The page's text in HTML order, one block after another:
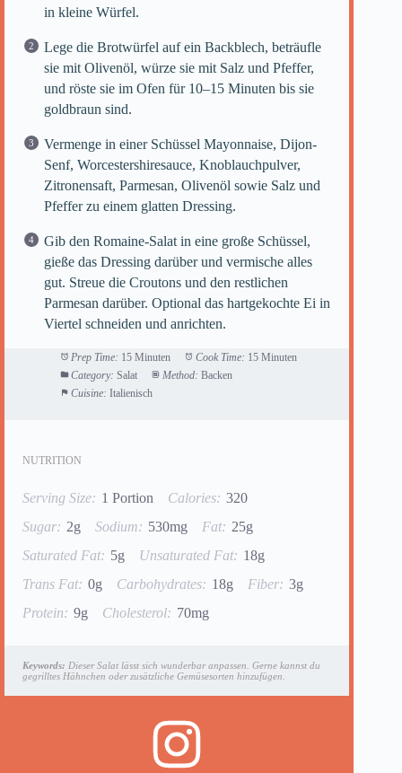
in kleine Würfel.
Lege die Brotwürfel auf ein Backblech, beträufle
sie mit Olivenöl, würze sie mit Salz und Pfeffer,
und röste sie im Ofen für 10–15 Minuten bis sie
goldbraun sind.
Vermenge in einer Schüssel Mayonnaise, Dijon-
Senf, Worcestershiresauce, Knoblauchpulver,
Zitronensaft, Parmesan, Olivenöl sowie Salz und
Pfeffer zu einem glatten Dressing.
Gib den Romaine-Salat in eine große Schüssel,
gieße das Dressing darüber und vermische alles
gut. Streue die Croutons und den restlichen
Parmesan darüber. Optional das hartgekochte Ei in
Viertel schneiden und anrichten.
Prep Time: 15 Minuten Cook Time: 15 Minuten
Category: Salat Method: Backen
Cuisine: Italienisch
NUTRITION
Serving Size: 1 Portion Calories: 320
Sugar: 2g Sodium: 530mg Fat: 25g
Saturated Fat: 5g Unsaturated Fat: 18g
Trans Fat: 0g Carbohydrates: 18g Fiber: 3g
Protein: 9g Cholesterol: 70mg
Keywords: Dieser Salat lässt sich wunderbar anpassen. Gerne kannst du
gegrilltes Hähnchen oder zusätzliche Gemüsesorten hinzufügen.